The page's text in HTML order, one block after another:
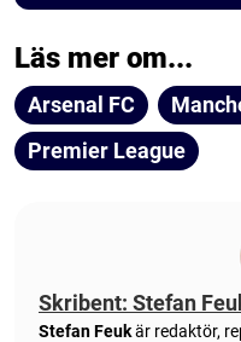
Läs mer om...
Arsenal FC
Premier League
Skribent: Stefan
Stefan Feukär redaktör,